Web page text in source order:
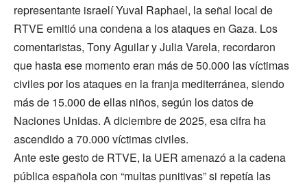
representante israelí Yuval Raphael, la señal local de
RTVE emitió una condena a los ataques en Gaza. Los
comentaristas, Tony Aguilar y Julia Varela, recordaron
que hasta ese momento eran más de 50.000 las víctimas
civiles por los ataques en la franja mediterránea, siendo
más de 15.000 de ellas niños, según los datos de
Naciones Unidas. A diciembre de 2025, esa cifra ha
ascendido a 70.000 víctimas civiles.
Ante este gesto de RTVE, la UER amenazó a la cadena
pública española con “multas punitivas” si repetía las